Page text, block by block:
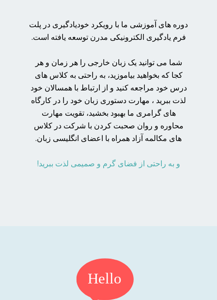
دوره های آموزشی ما با رویکرد خودیادگیری در پلت
فرم یادگیری الکترونیکی مدرن توسعه یافته است.
شما می توانید یک زبان خارجی را هر زمان و هر
کجا که بخواهید بیاموزید، به راحتی به کلاس های
درس خود مراجعه کنید و از ارتباط با همسالان خود
لذت ببرید ، مهارت دستوری زبان خود را در کارگاه
های گرامری ما بهبود بخشید، تقویت مهارت
محاوره و روان صحبت کردن با شرکت در کلاس
های مکالمه آزاد همراه با اعضای انگلیسی زبان.
و به راحتی از فضای گرم و صمیمی لذت ببرید!